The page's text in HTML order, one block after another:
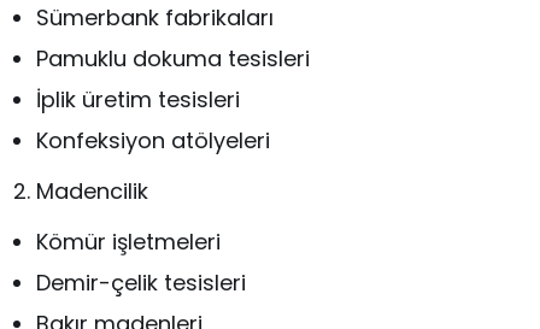
Sümerbank fabrikaları
Pamuklu dokuma tesisleri
İplik üretim tesisleri
Konfeksiyon atölyeleri
Madencilik
Kömür işletmeleri
Demir-çelik tesisleri